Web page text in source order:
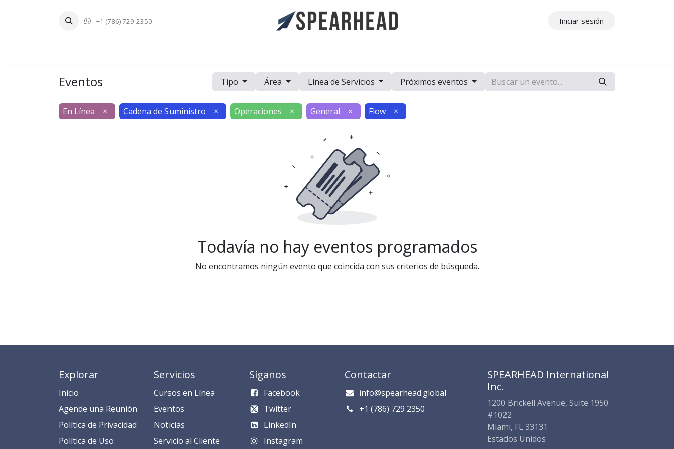
+1 (786) 729-2350 Iniciar sesión
Eventos Tipo Área Línea de Servicios Próximos eventos
En Línea × Cadena de Suministro × Operaciones × General × Flow ×
Todavía no hay eventos programados
No encontramos ningún evento que coincida con sus criterios de búsqueda.
Explorar
Inicio
​​​​​​​​​​​​​​​​​​​​​​​​​​​​A​gend​e ​u​na​ Reunión​
​​​​​​P​o​l​ítica de Privacidad
​​​​​​​​​​​P​o​l​í​t​ic​a​ d​e ​U​so​
Servicios
​​​​​​​​​C​​ur​sos en​ ​L​í​ne​a​
​​E​​​​​v​ent​os​​​
​​​​​​N​o​t​ic​ia​s​
​​​​​​​​​​​​​​​​S​e​r​v​i​ci​o​ a​l ​Cl​ien​t​e​
Síganos
Facebook
Twitter
LinkedIn
Instagram
Contactar
info@spearhead.global
​​​​​​​​​​​+1 (786) 729 235​0​
SPEARHEAD International
Inc.
1200 Brickell Avenue, Suite 1950
#1022
Miami, FL 33131
Estados Unidos